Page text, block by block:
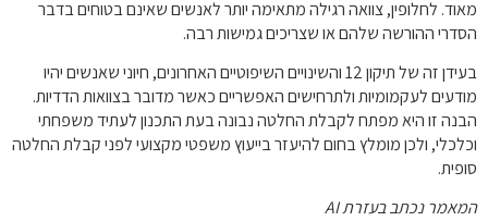
מאוד. לחלופין, צוואה רגילה מתאימה יותר לאנשים שאינם בטוחים בדבר
הסדרי ההורשה שלהם או שצריכים גמישות רבה.
בעידן זה של תיקון 12 והשינויים השיפוטיים האחרונים, חיוני שאנשים יהיו
מודעים לעקמומיות ולתרחישים האפשריים כאשר מדובר בצוואות הדדיות.
הבנה זו היא מפתח לקבלת החלטה נבונה בעת התכנון לעתיד משפחתי
וכלכלי, ולכן מומלץ בחום להיעזר בייעוץ משפטי מקצועי לפני קבלת החלטה
סופית.
המאמר נכתב בעזרת AI